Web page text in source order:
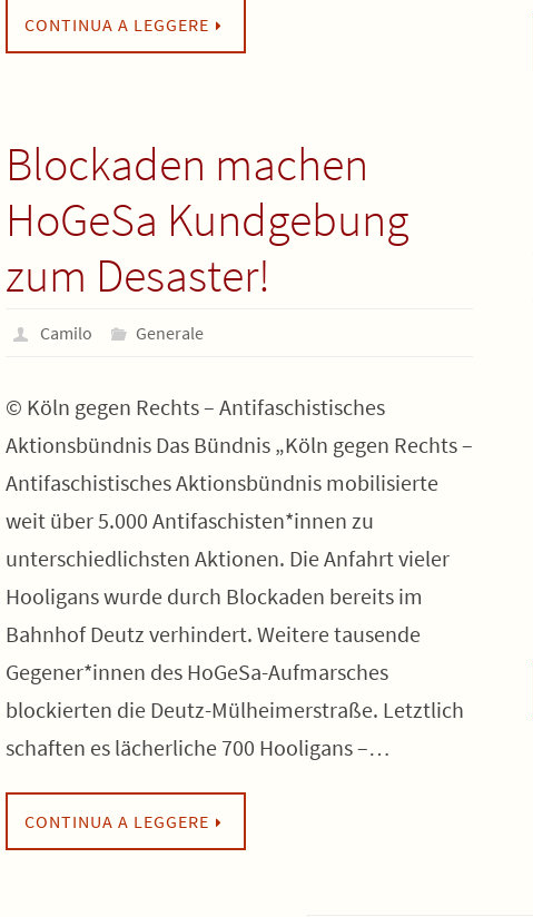
CONTINUA A LEGGERE
Blockaden machen
HoGeSa Kundgebung
zum Desaster!
Camilo Generale
© Köln gegen Rechts – Antifaschistisches
Aktionsbündnis Das Bündnis „Köln gegen Rechts –
Antifaschistisches Aktionsbündnis mobilisierte
weit über 5.000 Antifaschisten*innen zu
unterschiedlichsten Aktionen. Die Anfahrt vieler
Hooligans wurde durch Blockaden bereits im
Bahnhof Deutz verhindert. Weitere tausende
Gegener*innen des HoGeSa-Aufmarsches
blockierten die Deutz-Mülheimerstraße. Letztlich
schaften es lächerliche 700 Hooligans –…
CONTINUA A LEGGERE